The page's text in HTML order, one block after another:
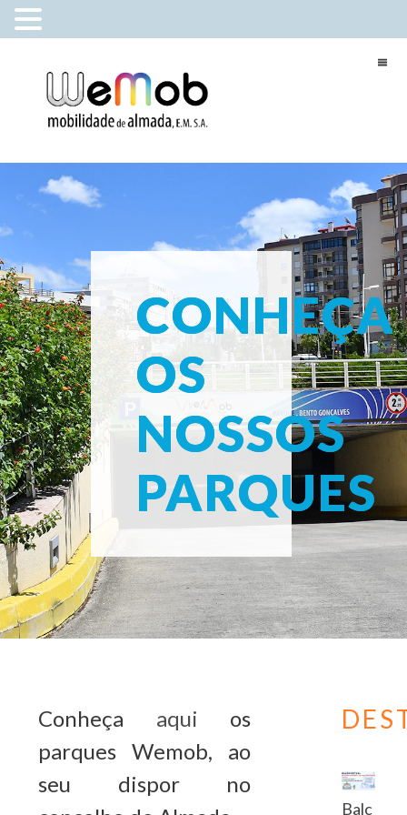
CONHEÇA
OS
NOSSOS
PARQUES
Conheça aqui os
parques Wemob, ao
seu dispor no
Balc